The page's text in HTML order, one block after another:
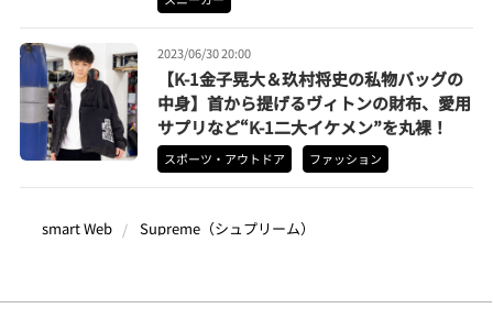
2023/06/30 20:00
【K-1金子晃大＆玖村将史の私物バッグの
中身】首から提げるヴィトンの財布、愛用
サプリなど“K-1二大イケメン”を丸裸！
スポーツ・アウトドア ファッション
smart Web Supreme（シュプリーム）